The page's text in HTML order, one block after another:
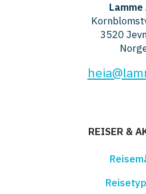
Lamme
3520
REISER &